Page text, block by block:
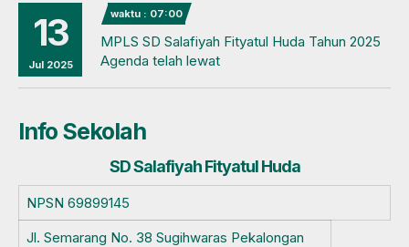
13
Jul 2025
waktu : 07:00
MPLS SD Salafiyah Fityatul Huda Tahun 2025
Agenda telah lewat
Info Sekolah
SD Salafiyah Fityatul Huda
NPSN 69899145
Jl. Semarang No. 38 Sugihwaras Pekalongan